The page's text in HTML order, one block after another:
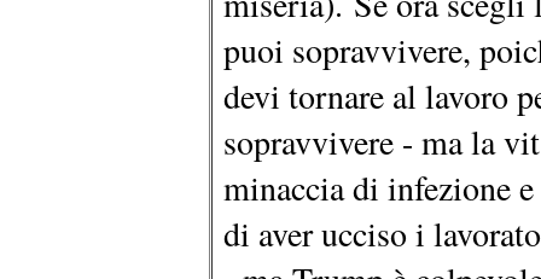
puoi sopravvivere,
devi tornare al lavoro
sopravvivere - ma la
minaccia di infezione
di aver ucciso i